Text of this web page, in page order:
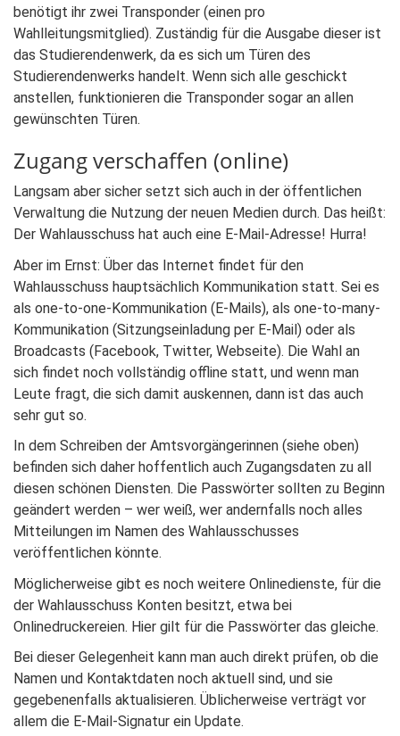
benötigt ihr zwei Transponder (einen pro
Wahlleitungsmitglied). Zuständig für die Ausgabe dieser ist
das Studierendenwerk, da es sich um Türen des
Studierendenwerks handelt. Wenn sich alle geschickt
anstellen, funktionieren die Transponder sogar an allen
gewünschten Türen.
Zugang verschaffen (online)
Langsam aber sicher setzt sich auch in der öffentlichen
Verwaltung die Nutzung der neuen Medien durch. Das heißt:
Der Wahlausschuss hat auch eine E-Mail-Adresse! Hurra!
Aber im Ernst: Über das Internet findet für den
Wahlausschuss hauptsächlich Kommunikation statt. Sei es
als one-to-one-Kommunikation (E-Mails), als one-to-many-
Kommunikation (Sitzungseinladung per E-Mail) oder als
Broadcasts (Facebook, Twitter, Webseite). Die Wahl an
sich findet noch vollständig offline statt, und wenn man
Leute fragt, die sich damit auskennen, dann ist das auch
sehr gut so.
In dem Schreiben der Amtsvorgängerinnen (siehe oben)
befinden sich daher hoffentlich auch Zugangsdaten zu all
diesen schönen Diensten. Die Passwörter sollten zu Beginn
geändert werden – wer weiß, wer andernfalls noch alles
Mitteilungen im Namen des Wahlausschusses
veröffentlichen könnte.
Möglicherweise gibt es noch weitere Onlinedienste, für die
der Wahlausschuss Konten besitzt, etwa bei
Onlinedruckereien. Hier gilt für die Passwörter das gleiche.
Bei dieser Gelegenheit kann man auch direkt prüfen, ob die
Namen und Kontaktdaten noch aktuell sind, und sie
gegebenenfalls aktualisieren. Üblicherweise verträgt vor
allem die E-Mail-Signatur ein Update.